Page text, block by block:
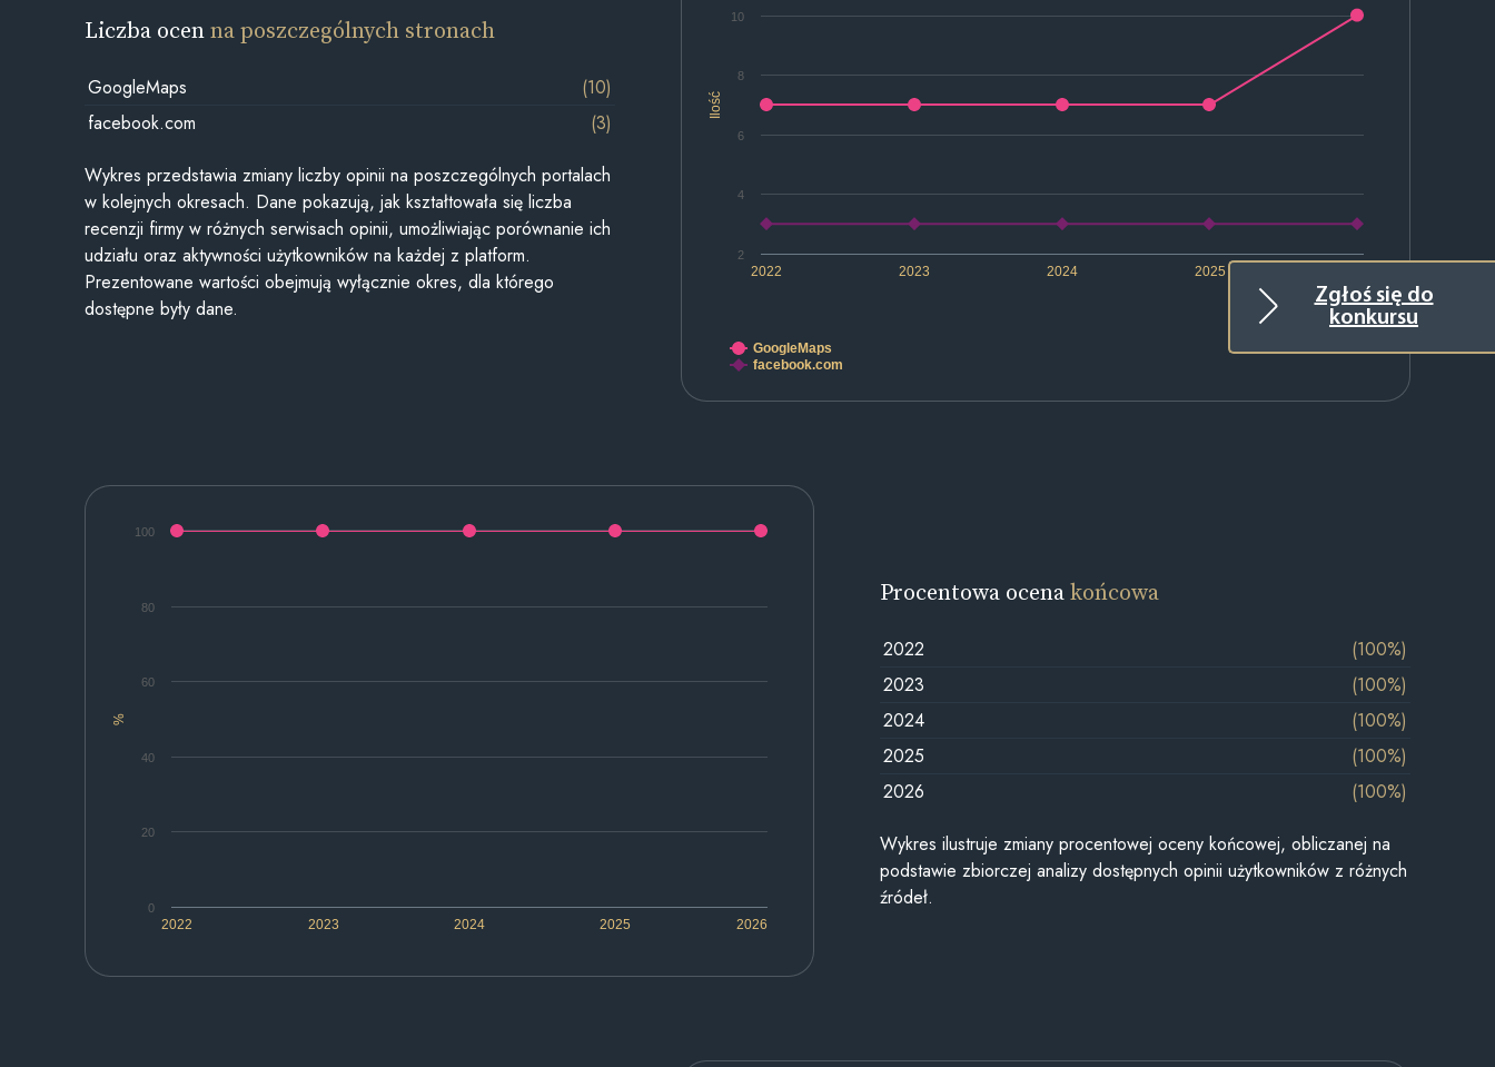
Zgłoś się do
konkursu
Ilość
2022 2023 2024 2025
2
4
6
8
10
GoogleMaps
facebook.com
Liczba ocenna poszczególnych stronach
GoogleMaps
(10)
facebook.com
(3)
Wykres przedstawia zmiany liczby opinii na poszczególnych portalach
w kolejnych okresach. Dane pokazują, jak kształtowała się liczba
recenzji firmy w różnych serwisach opinii, umożliwiając porównanie ich
udziału oraz aktywności użytkowników na każdej z platform.
Prezentowane wartości obejmują wyłącznie okres, dla którego
dostępne były dane.
%
2022 2023 2024 2025 2026
0
20
40
60
80
100
Procentowa ocenakońcowa
2022
(100%)
2023
(100%)
2024
(100%)
2025
(100%)
2026
(100%)
Wykres ilustruje zmiany procentowej oceny końcowej, obliczanej na
podstawie zbiorczej analizy dostępnych opinii użytkowników z różnych
źródeł.